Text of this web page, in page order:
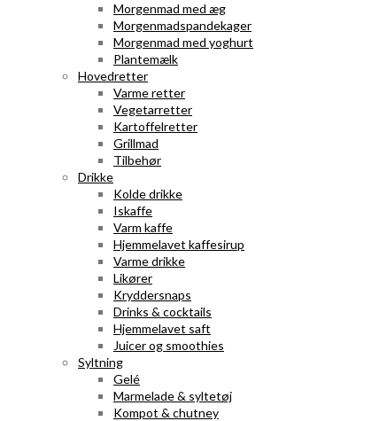
Morgenmad med æg
Morgenmadspandekager
Morgenmad med yoghurt
Plantemælk
Hovedretter
Varme retter
Vegetarretter
Kartoffelretter
Grillmad
Tilbehør
Drikke
Kolde drikke
Iskaffe
Varm kaffe
Hjemmelavet kaffesirup
Varme drikke
Likører
Kryddersnaps
Drinks & cocktails
Hjemmelavet saft
Juicer og smoothies
Syltning
Gelé
Marmelade & syltetøj
Kompot & chutney